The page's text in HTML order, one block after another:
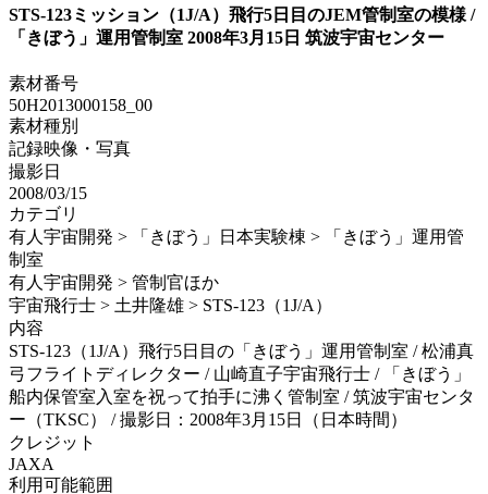
STS-123ミッション（1J/A）飛行5日目のJEM管制室の模様 /
「きぼう」運用管制室 2008年3月15日 筑波宇宙センター
素材番号
50H2013000158_00
素材種別
記録映像・写真
撮影日
2008/03/15
カテゴリ
有人宇宙開発 > 「きぼう」日本実験棟 > 「きぼう」運用管
制室
有人宇宙開発 > 管制官ほか
宇宙飛行士 > 土井隆雄 > STS-123（1J/A）
内容
STS-123（1J/A）飛行5日目の「きぼう」運用管制室 / 松浦真
弓フライトディレクター / 山崎直子宇宙飛行士 / 「きぼう」
船内保管室入室を祝って拍手に沸く管制室 / 筑波宇宙センタ
ー（TKSC） / 撮影日：2008年3月15日（日本時間）
クレジット
JAXA
利用可能範囲